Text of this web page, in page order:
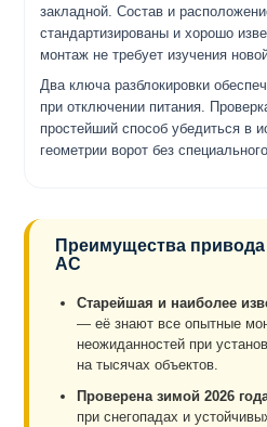
закладной. Состав и
стандартизированы и хорошо
монтаж не требует изучения
Два ключа разблокировки
при отключении питания.
простейший способ убедиться в
геометрии ворот без
Преимущества
AC
Старейшая и наиболее
— её знают все опытные
неожиданностей при
на тысячах объектов.
Проверена зимой 2026
при снегопадах и